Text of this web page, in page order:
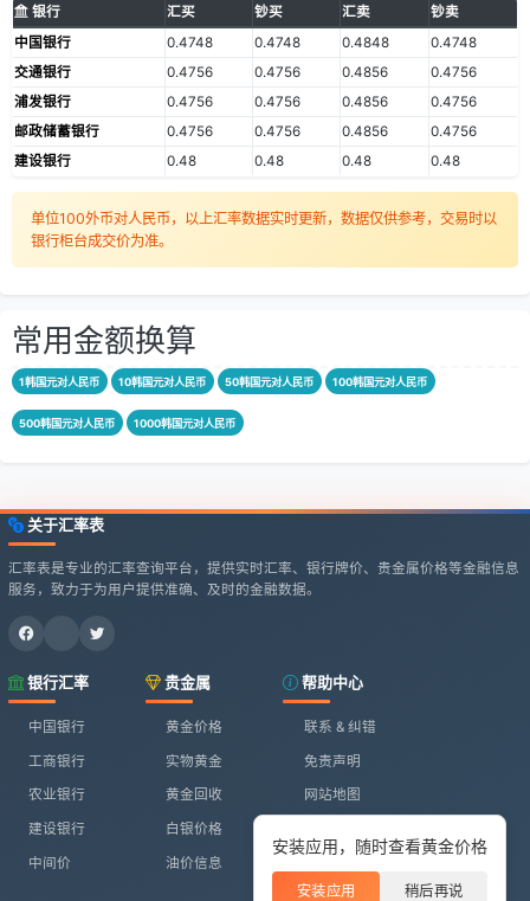
安装应用，随时查看黄金价格
安装应用 稍后再说
银行 汇买 钞买 汇卖
钞卖
中国银行
0.4748 0.4748 0.4848
0.4748
交通银行
0.4756 0.4756 0.4856
0.4756
浦发银行
0.4756 0.4756 0.4856
0.4756
邮政储蓄银行
0.4756 0.4756 0.4856
0.4756
建设银行
0.48 0.48 0.48 0.48
单位100外币对人民币，以上汇率数据实时更新，数据仅供参考，交易时以
银行柜台成交价为准。
常用金额换算
1韩国元对人民币 10韩国元对人民币 50韩国元对人民币 100韩国元对人民币
500韩国元对人民币 1000韩国元对人民币
关于汇率表
汇率表是专业的汇率查询平台，提供实时汇率、银行牌价、贵金属价格等金融信息
服务，致力于为用户提供准确、及时的金融数据。
银行汇率
中国银行
工商银行
农业银行
建设银行
中间价
贵金属
黄金价格
实物黄金
黄金回收
白银价格
油价信息
帮助中心
联系 & 纠错
免责声明
网站地图